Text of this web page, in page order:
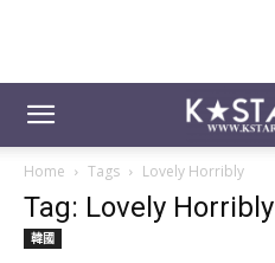
Home Tags Lovely Horribly
Tag: Lovely Horribly
韓國